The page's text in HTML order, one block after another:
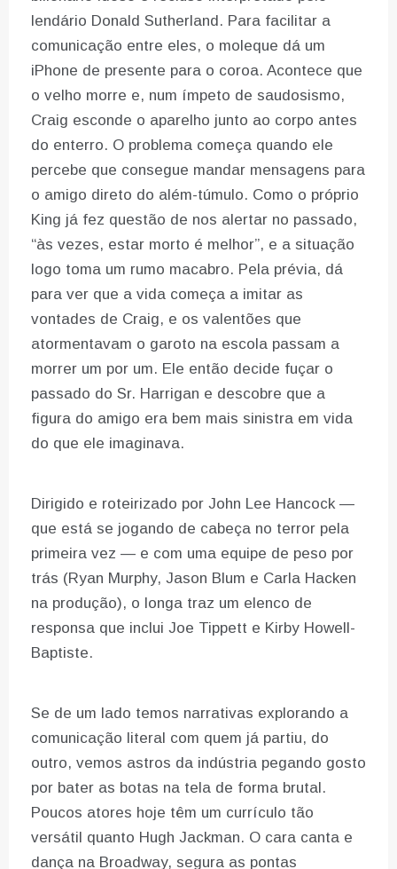
lendário Donald Sutherland. Para facilitar a
comunicação entre eles, o moleque dá um
iPhone de presente para o coroa. Acontece que
o velho morre e, num ímpeto de saudosismo,
Craig esconde o aparelho junto ao corpo antes
do enterro. O problema começa quando ele
percebe que consegue mandar mensagens para
o amigo direto do além-túmulo. Como o próprio
King já fez questão de nos alertar no passado,
“às vezes, estar morto é melhor”, e a situação
logo toma um rumo macabro. Pela prévia, dá
para ver que a vida começa a imitar as
vontades de Craig, e os valentões que
atormentavam o garoto na escola passam a
morrer um por um. Ele então decide fuçar o
passado do Sr. Harrigan e descobre que a
figura do amigo era bem mais sinistra em vida
do que ele imaginava.
Dirigido e roteirizado por John Lee Hancock —
que está se jogando de cabeça no terror pela
primeira vez — e com uma equipe de peso por
trás (Ryan Murphy, Jason Blum e Carla Hacken
na produção), o longa traz um elenco de
responsa que inclui Joe Tippett e Kirby Howell-
Baptiste.
Se de um lado temos narrativas explorando a
comunicação literal com quem já partiu, do
outro, vemos astros da indústria pegando gosto
por bater as botas na tela de forma brutal.
Poucos atores hoje têm um currículo tão
versátil quanto Hugh Jackman. O cara canta e
dança na Broadway, segura as pontas